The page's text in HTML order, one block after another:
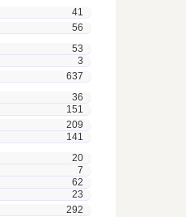
41
56
53
3
637
36
151
209
141
20
7
62
23
292